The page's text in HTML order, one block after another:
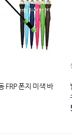
FRP 폰지 미색 바